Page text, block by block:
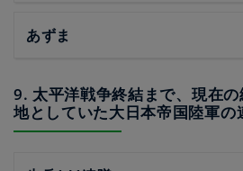
あずま
9. 太平洋戦争終結まで、現在
地としていた大日本帝国陸軍の